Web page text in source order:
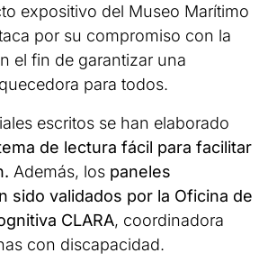
expositivo del Museo Marítimo
por su compromiso con la
el fin de garantizar una
para todos.
escritos se han elaborado
de lectura fácil para facilitar
Además, los paneles
sido validados por la Oficina de
CLARA, coordinadora
con discapacidad.